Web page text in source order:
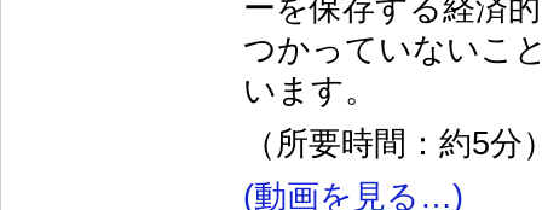
ーを保存する経済
つかっていないこ
います。
（所要時間：約5分
(動画を見る…)